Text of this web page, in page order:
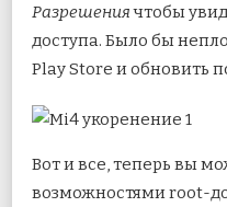
Разрешениячтобы
доступа. Было бы
Play Store и обновить
Вот и все, теперь вы
возможностями root-